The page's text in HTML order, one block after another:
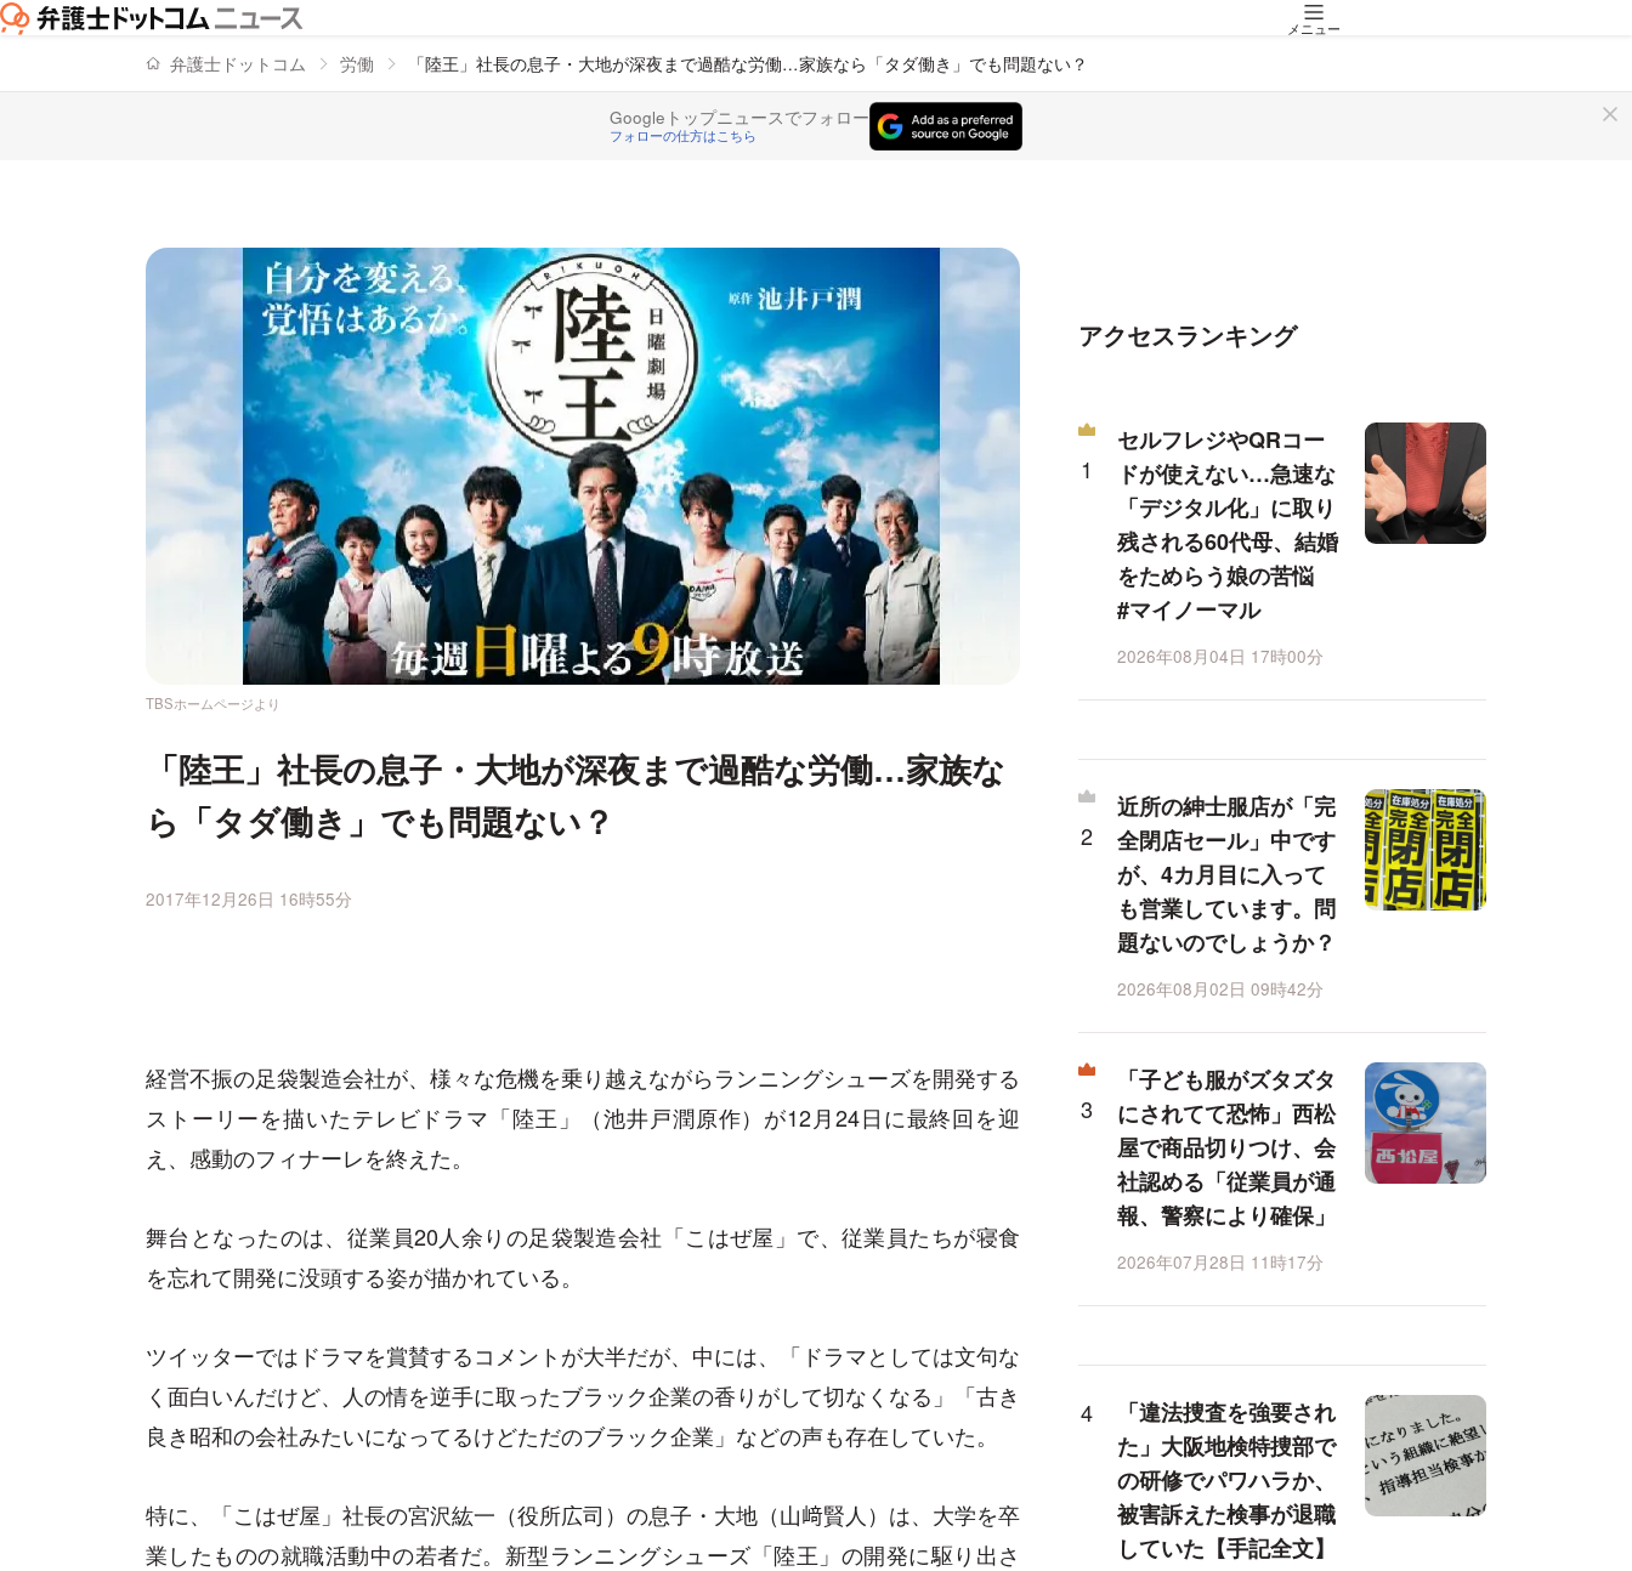
メニュー
弁護士ドットコム 労働 「陸王」社長の息子・大地が深夜まで過酷な労働…家族なら「タダ働き」でも問題ない？
Googleトップニュースでフォロー
フォローの仕方はこちら
TBSホームページより
「陸王」社長の息子・大地が深夜まで過酷な労働…家族な
ら「タダ働き」でも問題ない？
2017年12月26日 16時55分
経営不振の足袋製造会社が、様々な危機を乗り越えながらランニングシューズを開発する
ストーリーを描いたテレビドラマ「陸王」（池井戸潤原作）が12月24日に最終回を迎
え、感動のフィナーレを終えた。
舞台となったのは、従業員20人余りの足袋製造会社「こはぜ屋」で、従業員たちが寝食
を忘れて開発に没頭する姿が描かれている。
ツイッターではドラマを賞賛するコメントが大半だが、中には、「ドラマとしては文句な
く面白いんだけど、人の情を逆手に取ったブラック企業の香りがして切なくなる」「古き
良き昭和の会社みたいになってるけどただのブラック企業」などの声も存在していた。
特に、「こはぜ屋」社長の宮沢紘一（役所広司）の息子・大地（山﨑賢人）は、大学を卒
業したものの就職活動中の若者だ。新型ランニングシューズ「陸王」の開発に駆り出さ
アクセスランキング
セルフレジやQRコー
ドが使えない…急速な
「デジタル化」に取り
残される60代母、結婚
をためらう娘の苦悩
#マイノーマル
2026年08月04日 17時00分
近所の紳士服店が「完
全閉店セール」中です
が、4カ月目に入って
も営業しています。問
題ないのでしょうか？
2026年08月02日 09時42分
「子ども服がズタズタ
にされてて恐怖」西松
屋で商品切りつけ、会
社認める「従業員が通
報、警察により確保」
2026年07月28日 11時17分
「違法捜査を強要され
た」大阪地検特捜部で
の研修でパワハラか、
被害訴えた検事が退職
していた【手記全文】